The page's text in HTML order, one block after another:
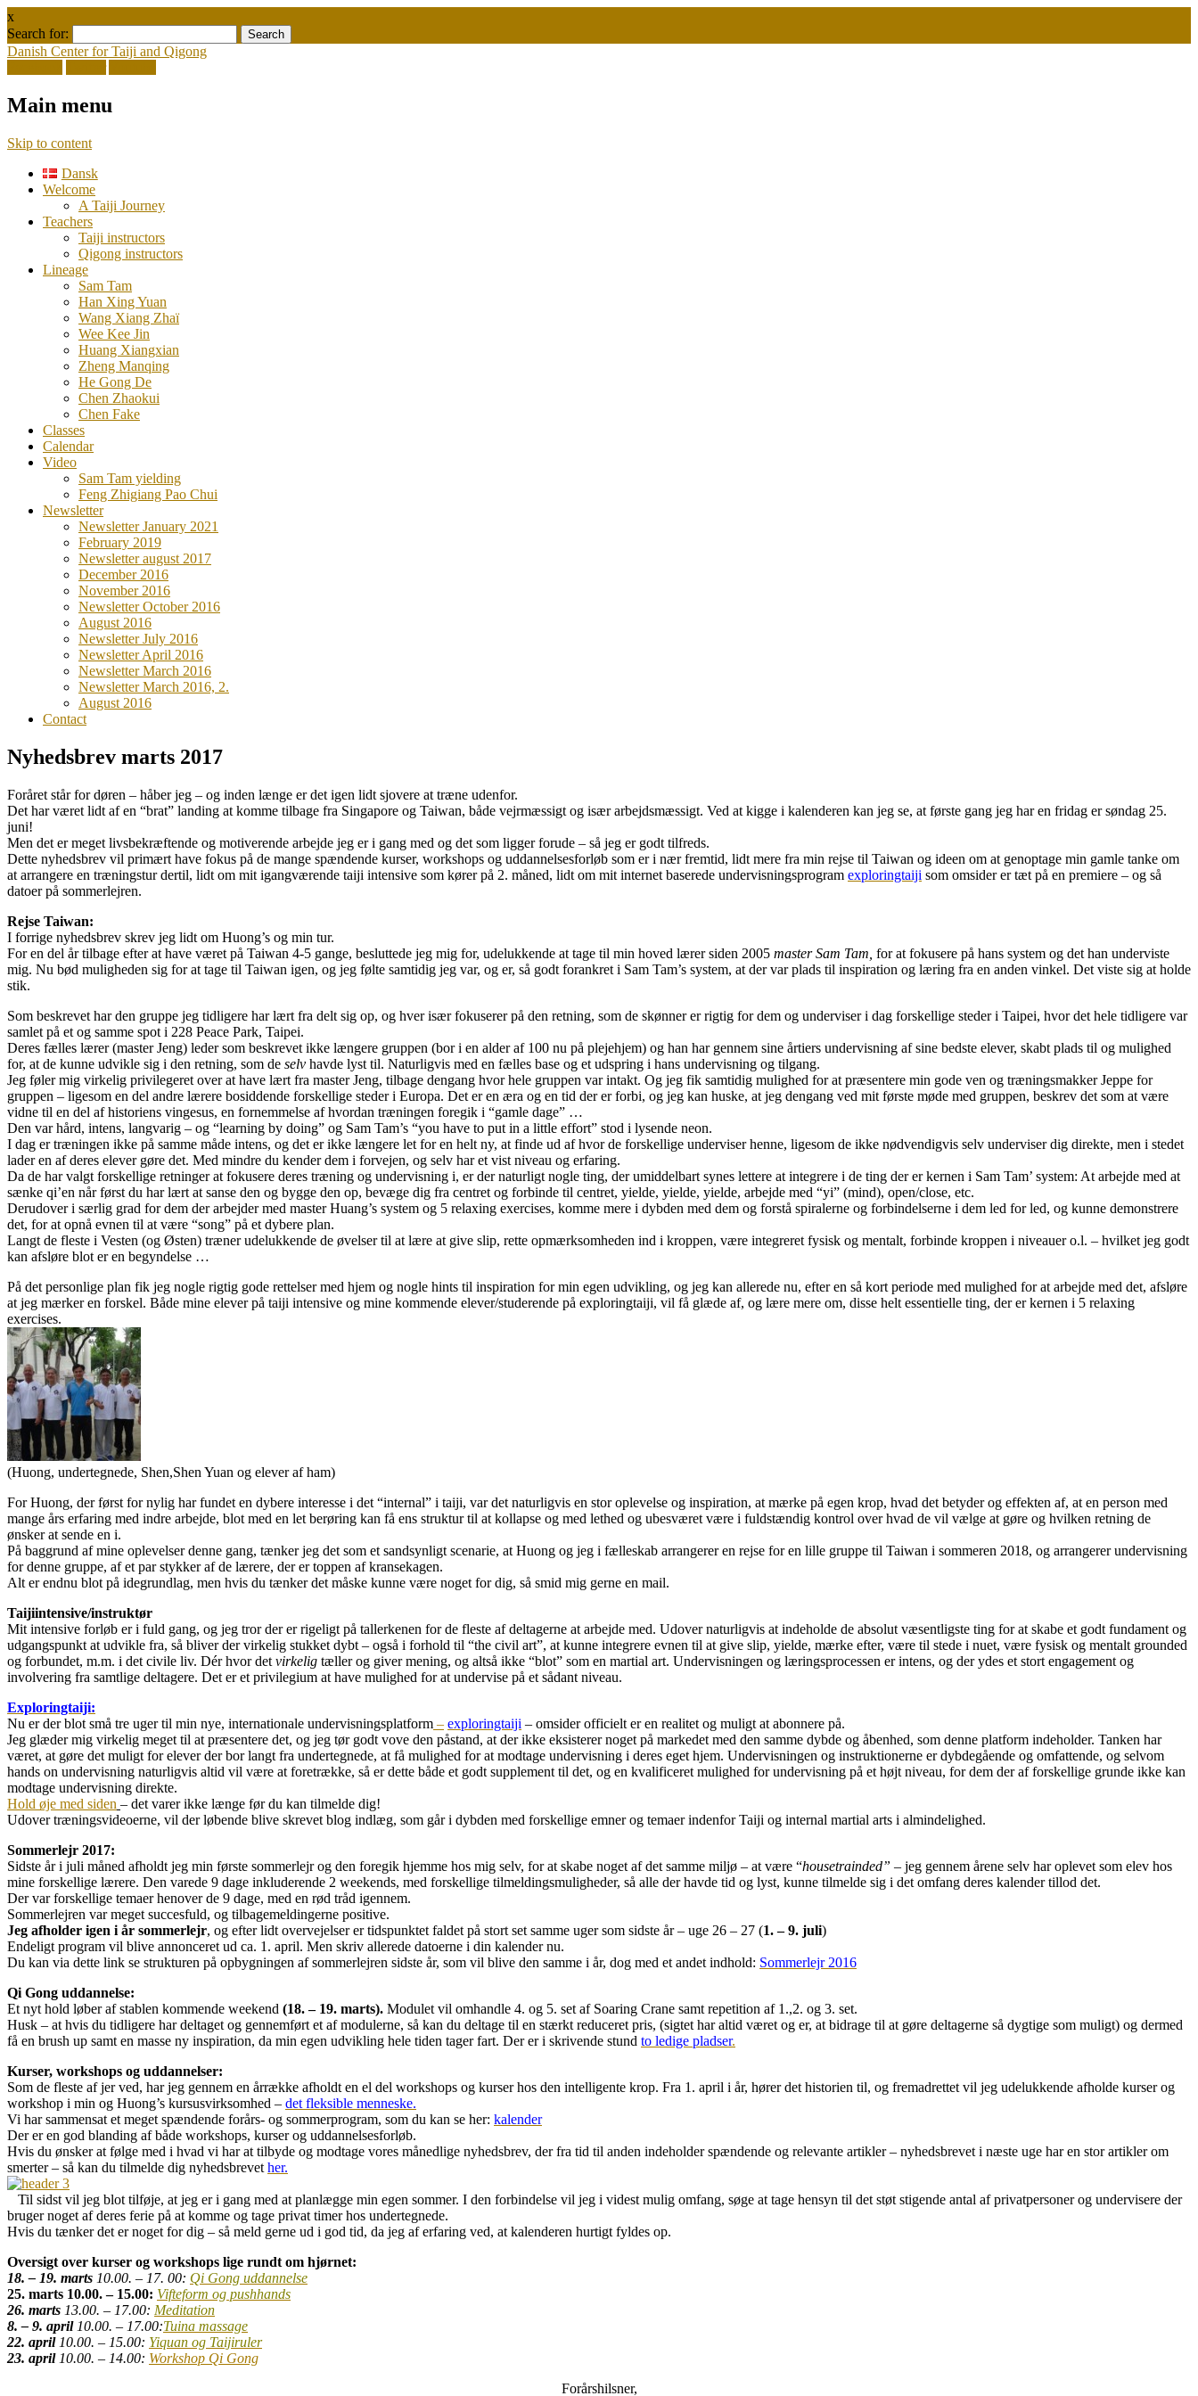
x
Search for:
Danish Center for Taiji and Qigong
Main menu
Skip to content
Dansk
Welcome
A Taiji Journey
Teachers
Taiji instructors
Qigong instructors
Lineage
Sam Tam
Han Xing Yuan
Wang Xiang Zhaï
Wee Kee Jin
Huang Xiangxian
Zheng Manqing
He Gong De
Chen Zhaokui
Chen Fake
Classes
Calendar
Video
Sam Tam yielding
Feng Zhigiang Pao Chui
Newsletter
Newsletter January 2021
February 2019
Newsletter august 2017
December 2016
November 2016
Newsletter October 2016
August 2016
Newsletter July 2016
Newsletter April 2016
Newsletter March 2016
Newsletter March 2016, 2.
August 2016
Contact
Nyhedsbrev marts 2017
Foråret står for døren – håber jeg – og inden længe er det igen lidt sjovere at træne udenfor.
Det har været lidt af en “brat” landing at komme tilbage fra Singapore og Taiwan, både vejrmæssigt og især arbejdsmæssigt. Ved at kigge i kalenderen kan jeg se, at første gang jeg har en fridag er søndag 25.
juni!
Men det er meget livsbekræftende og motiverende arbejde jeg er i gang med og det som ligger forude – så jeg er godt tilfreds.
Dette nyhedsbrev vil primært have fokus på de mange spændende kurser, workshops og uddannelsesforløb som er i nær fremtid, lidt mere fra min rejse til Taiwan og ideen om at genoptage min gamle tanke om
at arrangere en træningstur dertil, lidt om mit igangværende taiji intensive som kører på 2. måned, lidt om mit internet baserede undervisningsprogram exploringtaiji som omsider er tæt på en premiere – og så
datoer på sommerlejren.
Rejse Taiwan:
I forrige nyhedsbrev skrev jeg lidt om Huong’s og min tur.
For en del år tilbage efter at have været på Taiwan 4-5 gange, besluttede jeg mig for, udelukkende at tage til min hoved lærer siden 2005 master Sam Tam, for at fokusere på hans system og det han underviste
mig. Nu bød muligheden sig for at tage til Taiwan igen, og jeg følte samtidig jeg var, og er, så godt forankret i Sam Tam’s system, at der var plads til inspiration og læring fra en anden vinkel. Det viste sig at holde
stik.
Som beskrevet har den gruppe jeg tidligere har lært fra delt sig op, og hver især fokuserer på den retning, som de skønner er rigtig for dem og underviser i dag forskellige steder i Taipei, hvor det hele tidligere var
samlet på et og samme spot i 228 Peace Park, Taipei.
Deres fælles lærer (master Jeng) leder som beskrevet ikke længere gruppen (bor i en alder af 100 nu på plejehjem) og han har gennem sine årtiers undervisning af sine bedste elever, skabt plads til og mulighed
for, at de kunne udvikle sig i den retning, som de selv havde lyst til. Naturligvis med en fælles base og et udspring i hans undervisning og tilgang.
Jeg føler mig virkelig privilegeret over at have lært fra master Jeng, tilbage dengang hvor hele gruppen var intakt. Og jeg fik samtidig mulighed for at præsentere min gode ven og træningsmakker Jeppe for
gruppen – ligesom en del andre lærere bosiddende forskellige steder i Europa. Det er en æra og en tid der er forbi, og jeg kan huske, at jeg dengang ved mit første møde med gruppen, beskrev det som at være
vidne til en del af historiens vingesus, en fornemmelse af hvordan træningen foregik i “gamle dage” …
Den var hård, intens, langvarig – og “learning by doing” og Sam Tam’s “you have to put in a little effort” stod i lysende neon.
I dag er træningen ikke på samme måde intens, og det er ikke længere let for en helt ny, at finde ud af hvor de forskellige underviser henne, ligesom de ikke nødvendigvis selv underviser dig direkte, men i stedet
lader en af deres elever gøre det. Med mindre du kender dem i forvejen, og selv har et vist niveau og erfaring.
Da de har valgt forskellige retninger at fokusere deres træning og undervisning i, er der naturligt nogle ting, der umiddelbart synes lettere at integrere i de ting der er kernen i Sam Tam’ system: At arbejde med at
sænke qi’en når først du har lært at sanse den og bygge den op, bevæge dig fra centret og forbinde til centret, yielde, yielde, yielde, arbejde med “yi” (mind), open/close, etc.
Derudover i særlig grad for dem der arbejder med master Huang’s system og 5 relaxing exercises, komme mere i dybden med dem og forstå spiralerne og forbindelserne i dem led for led, og kunne demonstrere
det, for at opnå evnen til at være “song” på et dybere plan.
Langt de fleste i Vesten (og Østen) træner udelukkende de øvelser til at lære at give slip, rette opmærksomheden ind i kroppen, være integreret fysisk og mentalt, forbinde kroppen i niveauer o.l. – hvilket jeg godt
kan afsløre blot er en begyndelse …
På det personlige plan fik jeg nogle rigtig gode rettelser med hjem og nogle hints til inspiration for min egen udvikling, og jeg kan allerede nu, efter en så kort periode med mulighed for at arbejde med det, afsløre
at jeg mærker en forskel. Både mine elever på taiji intensive og mine kommende elever/studerende på exploringtaiji, vil få glæde af, og lære mere om, disse helt essentielle ting, der er kernen i 5 relaxing
exercises.
(Huong, undertegnede, Shen,Shen Yuan og elever af ham)
For Huong, der først for nylig har fundet en dybere interesse i det “internal” i taiji, var det naturligvis en stor oplevelse og inspiration, at mærke på egen krop, hvad det betyder og effekten af, at en person med
mange års erfaring med indre arbejde, blot med en let berøring kan få ens struktur til at kollapse og med lethed og ubesværet være i fuldstændig kontrol over hvad de vil vælge at gøre og hvilken retning de
ønsker at sende en i.
På baggrund af mine oplevelser denne gang, tænker jeg det som et sandsynligt scenarie, at Huong og jeg i fælleskab arrangerer en rejse for en lille gruppe til Taiwan i sommeren 2018, og arrangerer undervisning
for denne gruppe, af et par stykker af de lærere, der er toppen af kransekagen.
Alt er endnu blot på idegrundlag, men hvis du tænker det måske kunne være noget for dig, så smid mig gerne en mail.
Taijiintensive/instruktør
Mit intensive forløb er i fuld gang, og jeg tror der er rigeligt på tallerkenen for de fleste af deltagerne at arbejde med. Udover naturligvis at indeholde de absolut væsentligste ting for at skabe et godt fundament og
udgangspunkt at udvikle fra, så bliver der virkelig stukket dybt – også i forhold til “the civil art”, at kunne integrere evnen til at give slip, yielde, mærke efter, være til stede i nuet, være fysisk og mentalt grounded
og forbundet, m.m. i det civile liv. Dér hvor det virkelig tæller og giver mening, og altså ikke “blot” som en martial art. Undervisningen og læringsprocessen er intens, og der ydes et stort engagement og
involvering fra samtlige deltagere. Det er et privilegium at have mulighed for at undervise på et sådant niveau.
Exploringtaiji:
Nu er der blot små tre uger til min nye, internationale undervisningsplatform – exploringtaiji – omsider officielt er en realitet og muligt at abonnere på.
Jeg glæder mig virkelig meget til at præsentere det, og jeg tør godt vove den påstand, at der ikke eksisterer noget på markedet med den samme dybde og åbenhed, som denne platform indeholder. Tanken har
været, at gøre det muligt for elever der bor langt fra undertegnede, at få mulighed for at modtage undervisning i deres eget hjem. Undervisningen og instruktionerne er dybdegående og omfattende, og selvom
hands on undervisning naturligvis altid vil være at foretrække, så er dette både et godt supplement til det, og en kvalificeret mulighed for undervisning på et højt niveau, for dem der af forskellige grunde ikke kan
modtage undervisning direkte.
Hold øje med siden – det varer ikke længe før du kan tilmelde dig!
Udover træningsvideoerne, vil der løbende blive skrevet blog indlæg, som går i dybden med forskellige emner og temaer indenfor Taiji og internal martial arts i almindelighed.
Sommerlejr 2017:
Sidste år i juli måned afholdt jeg min første sommerlejr og den foregik hjemme hos mig selv, for at skabe noget af det samme miljø – at være “housetrainded” – jeg gennem årene selv har oplevet som elev hos
mine forskellige lærere. Den varede 9 dage inkluderende 2 weekends, med forskellige tilmeldingsmuligheder, så alle der havde tid og lyst, kunne tilmelde sig i det omfang deres kalender tillod det.
Der var forskellige temaer henover de 9 dage, med en rød tråd igennem.
Sommerlejren var meget succesfuld, og tilbagemeldingerne positive.
Jeg afholder igen i år sommerlejr, og efter lidt overvejelser er tidspunktet faldet på stort set samme uger som sidste år – uge 26 – 27 (1. – 9. juli)
Endeligt program vil blive annonceret ud ca. 1. april. Men skriv allerede datoerne i din kalender nu.
Du kan via dette link se strukturen på opbygningen af sommerlejren sidste år, som vil blive den samme i år, dog med et andet indhold: Sommerlejr 2016
Qi Gong uddannelse:
Et nyt hold løber af stablen kommende weekend (18. – 19. marts). Modulet vil omhandle 4. og 5. set af Soaring Crane samt repetition af 1.,2. og 3. set.
Husk – at hvis du tidligere har deltaget og gennemført et af modulerne, så kan du deltage til en stærkt reduceret pris, (sigtet har altid været og er, at bidrage til at gøre deltagerne så dygtige som muligt) og dermed
få en brush up samt en masse ny inspiration, da min egen udvikling hele tiden tager fart. Der er i skrivende stund to ledige pladser.
Kurser, workshops og uddannelser:
Som de fleste af jer ved, har jeg gennem en årrække afholdt en el del workshops og kurser hos den intelligente krop. Fra 1. april i år, hører det historien til, og fremadrettet vil jeg udelukkende afholde kurser og
workshop i min og Huong’s kursusvirksomhed – det fleksible menneske.
Vi har sammensat et meget spændende forårs- og sommerprogram, som du kan se her: kalender
Der er en god blanding af både workshops, kurser og uddannelsesforløb.
Hvis du ønsker at følge med i hvad vi har at tilbyde og modtage vores månedlige nyhedsbrev, der fra tid til anden indeholder spændende og relevante artikler – nyhedsbrevet i næste uge har en stor artikler om
smerter – så kan du tilmelde dig nyhedsbrevet her.
Til sidst vil jeg blot tilføje, at jeg er i gang med at planlægge min egen sommer. I den forbindelse vil jeg i videst mulig omfang, søge at tage hensyn til det støt stigende antal af privatpersoner og undervisere der
bruger noget af deres ferie på at komme og tage privat timer hos undertegnede.
Hvis du tænker det er noget for dig – så meld gerne ud i god tid, da jeg af erfaring ved, at kalenderen hurtigt fyldes op.
Oversigt over kurser og workshops lige rundt om hjørnet:
18. – 19. marts 10.00. – 17. 00: Qi Gong uddannelse
25. marts 10.00. – 15.00: Vifteform og pushhands
26. marts 13.00. – 17.00: Meditation
8. – 9. april 10.00. – 17.00:Tuina massage
22. april10.00. – 15.00: Yiquan og Taijiruler
23. april10.00. – 14.00: Workshop Qi Gong
Forårshilsner,